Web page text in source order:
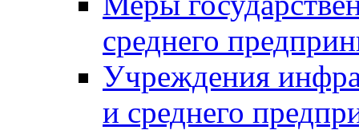
среднего
Учреждения
и среднего